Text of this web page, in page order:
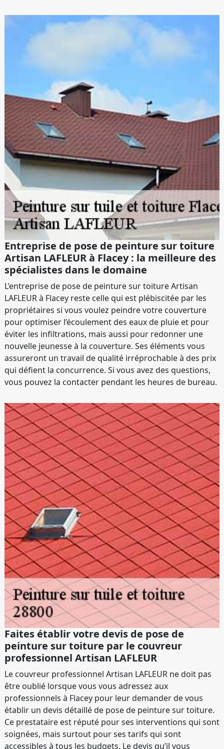
Entreprise de pose de peinture sur toiture
Artisan LAFLEUR à Flacey : la meilleure des
spécialistes dans le domaine
L’entreprise de pose de peinture sur toiture Artisan
LAFLEUR à Flacey reste celle qui est plébiscitée par les
propriétaires si vous voulez peindre votre couverture
pour optimiser l’écoulement des eaux de pluie et pour
éviter les infiltrations, mais aussi pour redonner une
nouvelle jeunesse à la couverture. Ses éléments vous
assureront un travail de qualité irréprochable à des prix
qui défient la concurrence. Si vous avez des questions,
vous pouvez la contacter pendant les heures de bureau.
Faites établir votre devis de pose de
peinture sur toiture par le couvreur
professionnel Artisan LAFLEUR
Le couvreur professionnel Artisan LAFLEUR ne doit pas
être oublié lorsque vous vous adressez aux
professionnels à Flacey pour leur demander de vous
établir un devis détaillé de pose de peinture sur toiture.
Ce prestataire est réputé pour ses interventions qui sont
soignées, mais surtout pour ses tarifs qui sont
accessibles à tous les budgets. Le devis qu’il vous